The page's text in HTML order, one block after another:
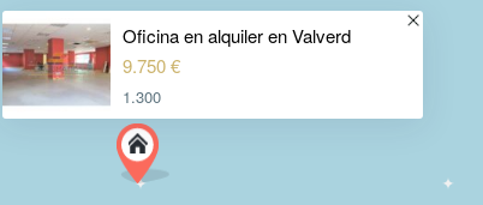
Oficina en alquiler en Valverd
9.750 €
1.300